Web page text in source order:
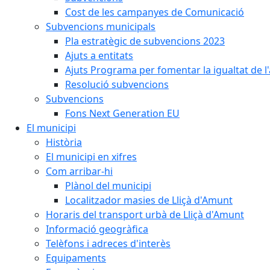
Cost de les campanyes de Comunicació
Subvencions municipals
Pla estratègic de subvencions 2023
Ajuts a entitats
Ajuts Programa per fomentar la igualtat de
Resolució subvencions
Subvencions
Fons Next Generation EU
El municipi
Història
El municipi en xifres
Com arribar-hi
Plànol del municipi
Localitzador masies de Lliçà d'Amunt
Horaris del transport urbà de Lliçà d'Amunt
Informació geogràfica
Telèfons i adreces d'interès
Equipaments